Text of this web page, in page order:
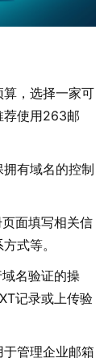
，选择一家可
荐使用263邮
有域名的控制
面填写相关信
式等。
名验证的操
记录或上传验
管理企业邮箱